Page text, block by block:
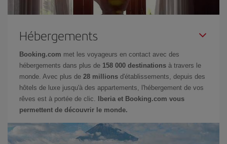
Hébergements
Booking.com met les voyageurs en contact avec des
hébergements dans plus de 158 000 destinations à travers le
monde. Avec plus de 28 millions d'établissements, depuis des
hôtels de luxe jusqu'à des appartements, l'hébergement de vos
rêves est à portée de clic.
Iberia et Booking.com vous
permettent de découvrir le monde.